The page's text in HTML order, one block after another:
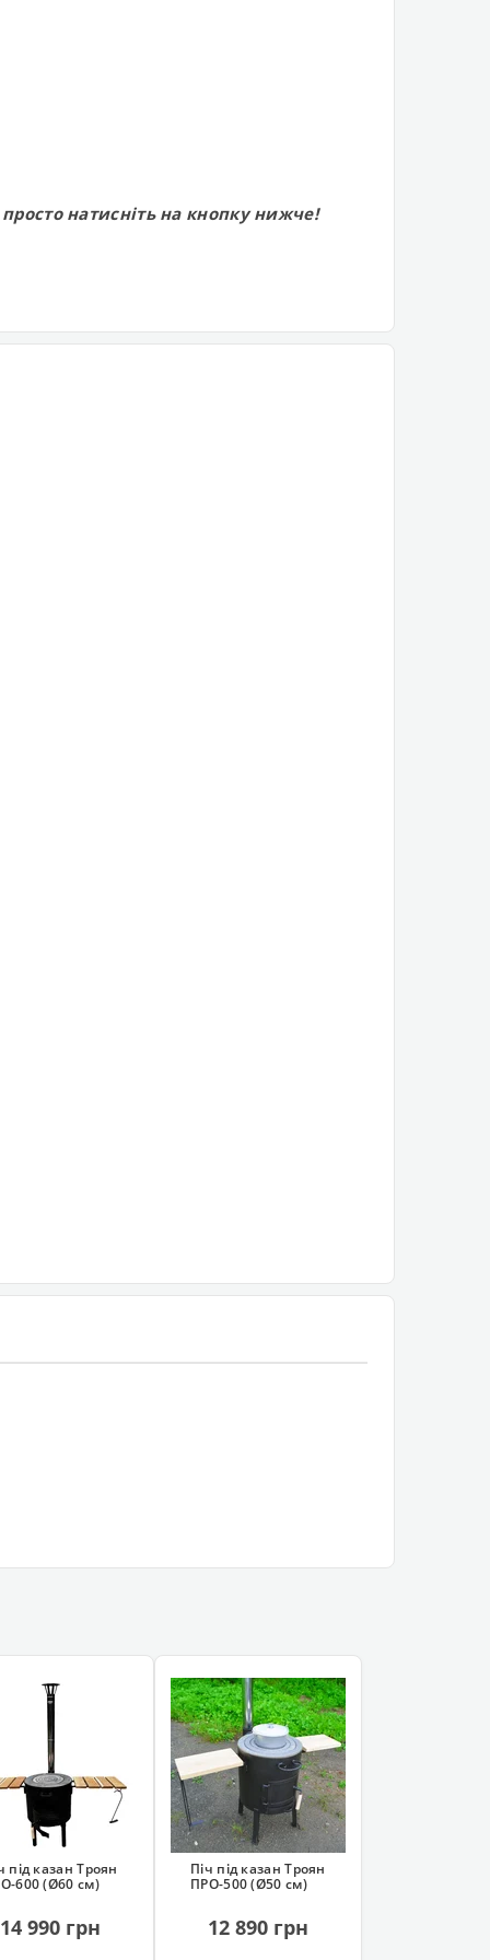
натисніть на кнопку нижче!
під казан Троян
600 (Ø60 см)
14 990 грн
Піч під казан Троян
ПРО-500 (Ø50 см)
12 890 грн